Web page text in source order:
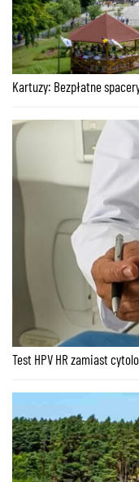
Kartuzy: Bezpłatne
Test HPV HR zamiast